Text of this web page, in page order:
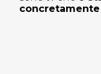
concretamente